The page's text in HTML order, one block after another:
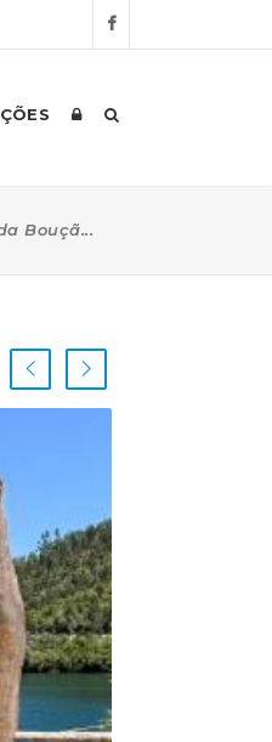
Bouçã...